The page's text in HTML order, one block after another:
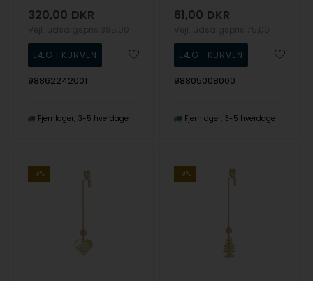
320,00 DKR
98862242001
Fjernlager 3-5 hverdage
61,00 DKR
98805008000
Fjernlager 3-5 hverdage
19% 19%